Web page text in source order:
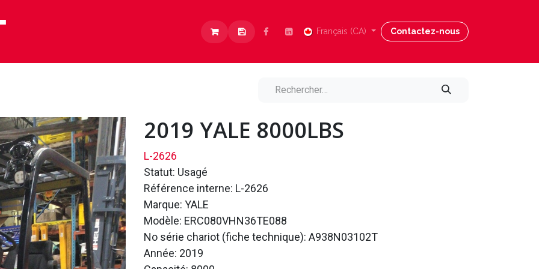
Carrières Nous joindre Blog Aide
Français (CA) Contactez-nous
2019 YALE 8000LBS
L-2626
Statut: Usagé
Référence interne: L-2626
Marque: YALE
Modèle: ERC080VHN36TE088
No série chariot (fiche technique): A938N03102T
Année: 2019